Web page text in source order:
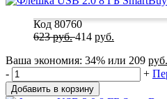
Код 80760
623руб. 414 руб.
Ваша экономия: 34% или 209 руб.
-
+
Добавить в корзину